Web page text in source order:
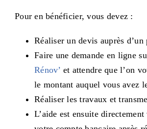
Pour en bénéficier, vous devez :
Réaliser un devis auprès d’un
Faire une demande en ligne
Rénov’ et attendre que l’on
le montant auquel vous avez
Réaliser les travaux et
L’aide est ensuite directement